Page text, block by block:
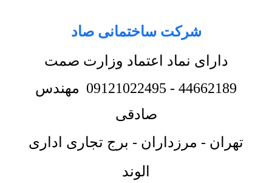
شرکت ساختمانی صاد
دارای نماد اعتماد وزارت صمت
44662189
-
09121022495 مهندس
صادقی
تهران - مرزداران - برج تجاری اداری
الوند